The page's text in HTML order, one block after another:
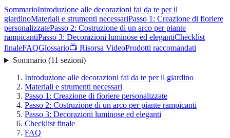
SommarioIntroduzione alle decorazioni fai da te per il
giardinoMateriali e strumenti necessariPasso 1: Creazione di fioriere
personalizzatePasso 2: Costruzione di un arco per piante
rampicantiPasso 3: Decorazioni luminose ed elegantiChecklist
finaleFAQGlossario📺 Risorsa VideoProdotti raccomandati
Sommario(11 sezioni)
Introduzione alle decorazioni fai da te per il giardino
Materiali e strumenti necessari
Passo 1: Creazione di fioriere personalizzate
Passo 2: Costruzione di un arco per piante rampicanti
Passo 3: Decorazioni luminose ed eleganti
Checklist finale
FAQ